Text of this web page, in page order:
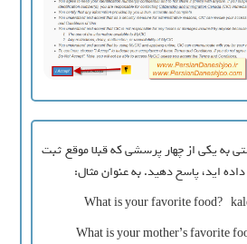
به یکی از چهار پرسشی که قبلا موقع ثبت
اید، پاسخ دهید. به عنوان مثال:
What is your favorite food?
What is your mother’s favorite